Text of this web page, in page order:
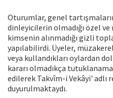
Oturumlar, genel
dinleyicilerin olmadığı özel
kim­senin alınmadığı gizli
yapılabilirdi. Üyeler,
veya kullandıkları oylardan
kararı olmadıkça
edile­rek Takvîm-i Vekâyi' adlı
duyurulmaktaydı.